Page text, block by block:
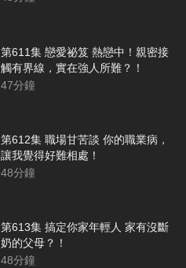
第611集 戀愛祕笈 熱戀中！親密接
觸有界線，實在強人所難？！
47分鐘
第612集 職場甘苦談 你的職業病，
讓我覺得好難相處！
48分鐘
第613集 搞定你家年輕人 家有沒斷
奶的父母？！
48分鐘